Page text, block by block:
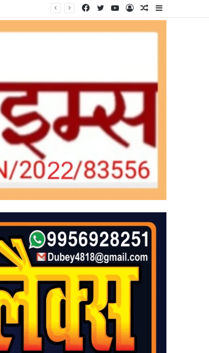
Sidebar
Random
Log
YouTube
Twitter
Facebook